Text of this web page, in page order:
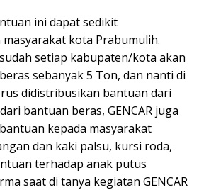
ini dapat sedikit
kota Prabumulih.
setiap kabupaten/kota akan
sebanyak 5 Ton, dan nanti di
didistribusikan bantuan dari
bantuan beras, GENCAR juga
kepada masyarakat
dan kaki palsu, kursi roda,
terhadap anak putus
saat di tanya kegiatan GENCAR